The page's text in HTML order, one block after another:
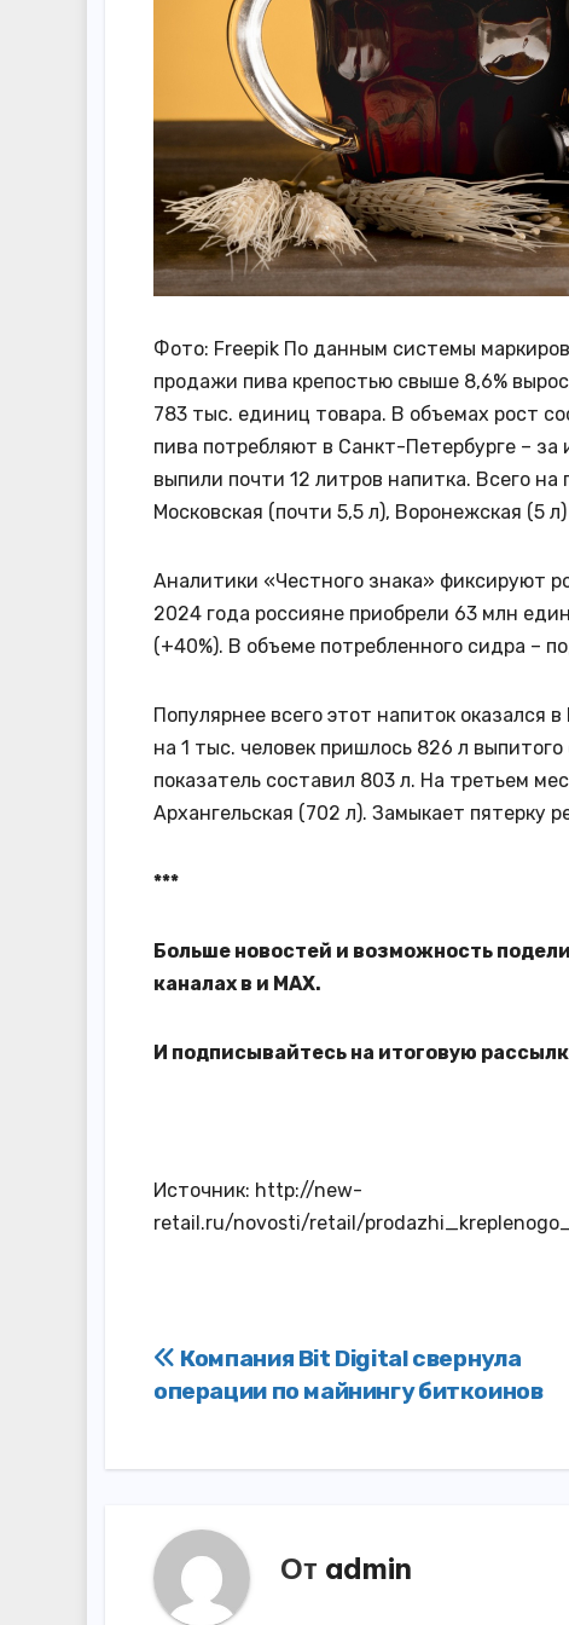
Фото: Freepik По данным системы
продажи пива крепостью свыше 8,6%
783 тыс. единиц товара. В объемах рост
пива потребляют в Санкт-Петербурге – за
выпили почти 12 литров напитка. Всего
Московская (почти 5,5 л), Воронежская (5
Аналитики «Честного знака» фиксируют
2024 года россияне приобрели 63 млн
(+40%). В объеме потребленного сидра –
Популярнее всего этот напиток оказался
на 1 тыс. человек пришлось 826 л
показатель составил 803 л. На третьем
Архангельская (702 л). Замыкает пятерку
***
Больше новостей и возможность
каналах в и MAX.
И подписывайтесь на итоговую
Источник: http://new-
retail.ru/novosti/retail/
Навигация
по
записям
Компания Bit Digital свернула
операции по майнингу биткоинов
От admin